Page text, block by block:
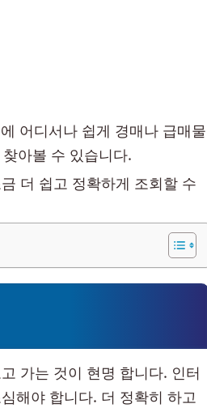
어디서나 쉽게 경매나 급매물
아볼 수 있습니다.
더 쉽고 정확하게 조회할 수
가는 것이 현명 합니다. 인터
해야 합니다. 더 정확히 하고